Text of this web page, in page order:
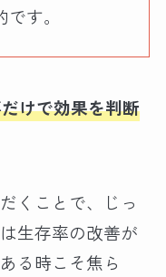
す。
けで効果を判断
くことで、じっ
生存率の改善が
る時こそ焦ら